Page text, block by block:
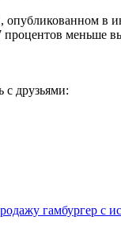
опубликованном в
меньше
с друзьями: